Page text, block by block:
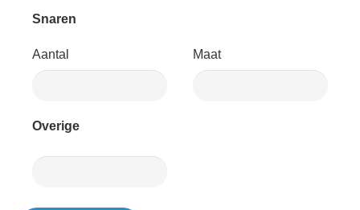
Snaren
Aantal Maat
Overige